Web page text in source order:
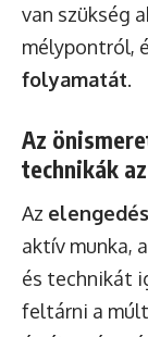
van szükség
mélypontról,
folyamatát.
Az
technikák
Az elengedés
aktív munka,
és technikát
feltárni a